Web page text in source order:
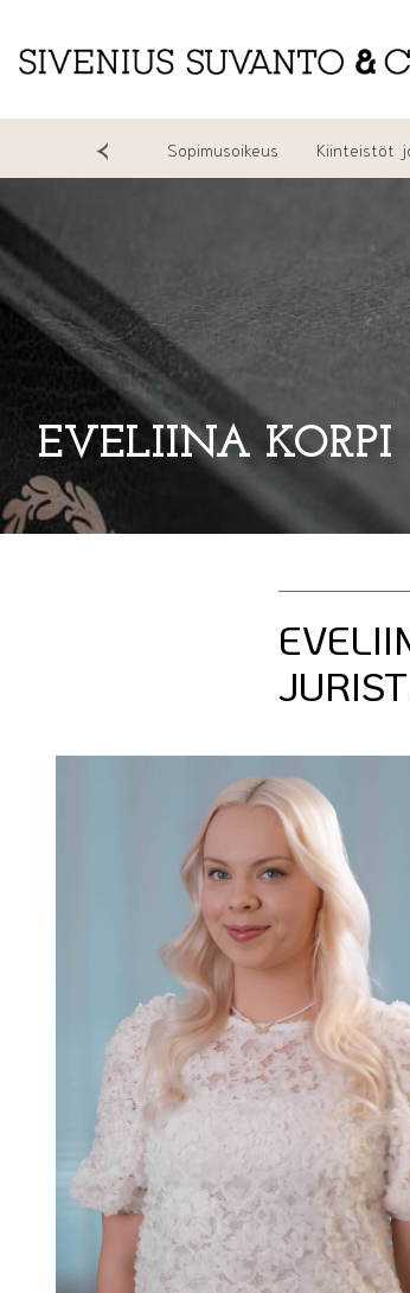
Riidanratkaisu Sopimusoikeus Kiinteistöt
EVELIINA KORPI